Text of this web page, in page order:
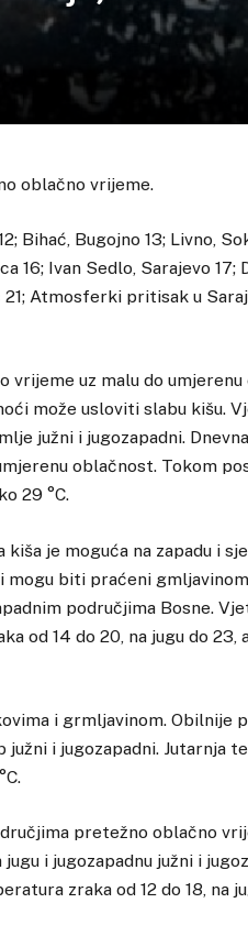
oblačno vrijeme.
Bihać, Bugojno 13; Livno,
16; Ivan Sedlo, Sarajevo 17;
Atmosferki pritisak u
vrijeme uz malu do
može usloviti slabu kišu.
južni i jugozapadni.
oblačnost. Tokom
29 °C.
je moguća na zapadu i
mogu biti praćeni
područjima Bosne.
od 14 do 20, na jugu do 23,
i grmljavinom. Obilnije
i jugozapadni. Jutarnja
pretežno oblačno
i jugozapadnu južni i
zraka od 12 do 18, na